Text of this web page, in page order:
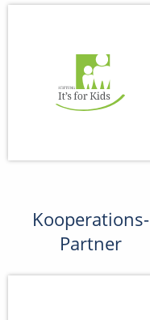
Kooperations-
Partner